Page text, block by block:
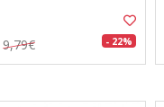
9,79€ - 22%